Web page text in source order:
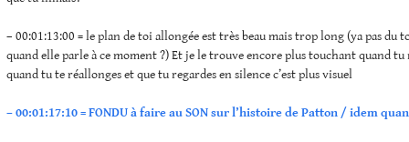
– 00:01:13:00 = le plan de toi allongée est très beau mais trop long (ya pas du
quand elle parle à ce moment ?) Et je le trouve encore plus touchant quand tu
quand tu te réallonges et que tu regardes en silence c’est plus visuel
– 00:01:17:10 = FONDU à faire au SON sur l’histoire dePatton / idem